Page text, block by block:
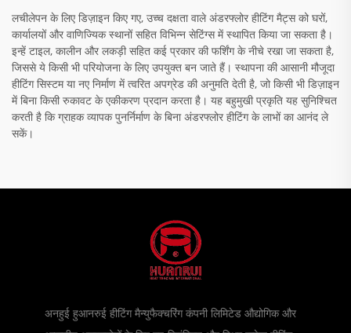
लचीलेपन के लिए डिज़ाइन किए गए, उच्च दक्षता वाले अंडरफ्लोर हीटिंग मैट्स को घरों,
कार्यालयों और वाणिज्यिक स्थानों सहित विभिन्न सेटिंग्स में स्थापित किया जा सकता है।
इन्हें टाइल, कालीन और लकड़ी सहित कई प्रकार की फर्शिंग के नीचे रखा जा सकता है,
जिससे ये किसी भी परियोजना के लिए उपयुक्त बन जाते हैं। स्थापना की आसानी मौजूदा
हीटिंग सिस्टम या नए निर्माण में त्वरित अपग्रेड की अनुमति देती है, जो किसी भी डिज़ाइन
में बिना किसी रुकावट के एकीकरण प्रदान करता है। यह बहुमुखी प्रकृति यह सुनिश्चित
करती है कि ग्राहक व्यापक पुनर्निर्माण के बिना अंडरफ्लोर हीटिंग के लाभों का आनंद ले
सकें।
अनहुई हुआनरुई हीटिंग मैन्युफैक्चरिंग कंपनी लिमिटेड औद्योगिक और